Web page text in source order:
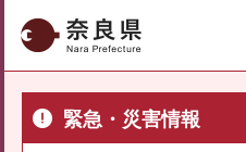
奈良県
緊急・災害情報